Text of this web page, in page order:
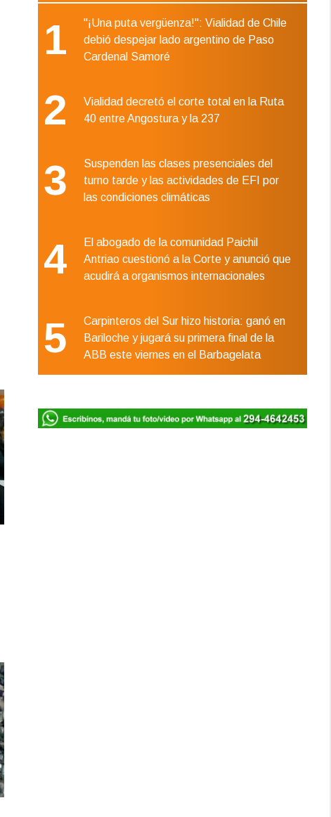
1
"¡Una puta vergüenza!": Vialidad de Chile
debió despejar lado argentino de Paso
Cardenal Samoré
2
Vialidad decretó el corte total en la Ruta
40 entre Angostura y la 237
3
Suspenden las clases presenciales del
turno tarde y las actividades de EFI por
las condiciones climáticas
4
El abogado de la comunidad Paichil
Antriao cuestionó a la Corte y anunció que
acudirá a organismos internacionales
5
Carpinteros del Sur hizo historia: ganó en
Bariloche y jugará su primera final de la
ABB este viernes en el Barbagelata